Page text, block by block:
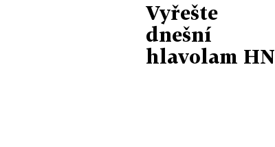
Vyřešte
dnešní
hlavolam HN